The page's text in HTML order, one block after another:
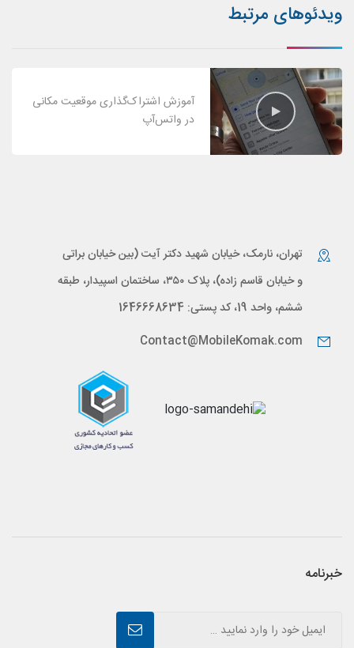
ویدئوهای مرتبط
آموزش اشتراک‌گذاری موقعیت مکانی
در واتس‌آپ
تهران، نارمک، خیابان شهید دکتر آیت (بین خیابان براتی
و خیابان قاسم زاده)، پلاک ۳۵۰، ساختمان اسپیدار، طبقه
ششم، واحد 19، کد پستی: 1646668634
Contact@MobileKomak.com
خبرنامه